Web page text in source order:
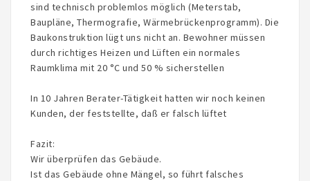
sind technisch problemlos möglich (Meterstab,
Baupläne, Thermografie, Wärmebrückenprogramm). Die
Baukonstruktion lügt uns nicht an. Bewohner müssen
durch richtiges Heizen und Lüften ein normales
Raumklima mit 20 °C und 50 % sicherstellen
In 10 Jahren Berater-Tätigkeit hatten wir noch keinen
Kunden, der feststellte, daß er falsch lüftet
Fazit:
Wir überprüfen das Gebäude.
Ist das Gebäude ohne Mängel, so führt falsches